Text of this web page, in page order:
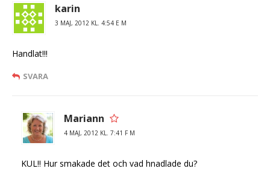
karin
3 MAJ, 2012 KL. 4:54 E M
Handlat!!!
SVARA
Mariann
4 MAJ, 2012 KL. 7:41 F M
KUL!! Hur smakade det och vad hnadlade du?